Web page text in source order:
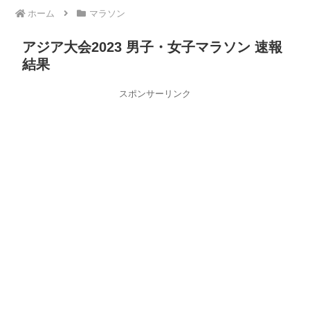
ホーム マラソン
アジア大会2023 男子・女子マラソン 速報
結果
スポンサーリンク